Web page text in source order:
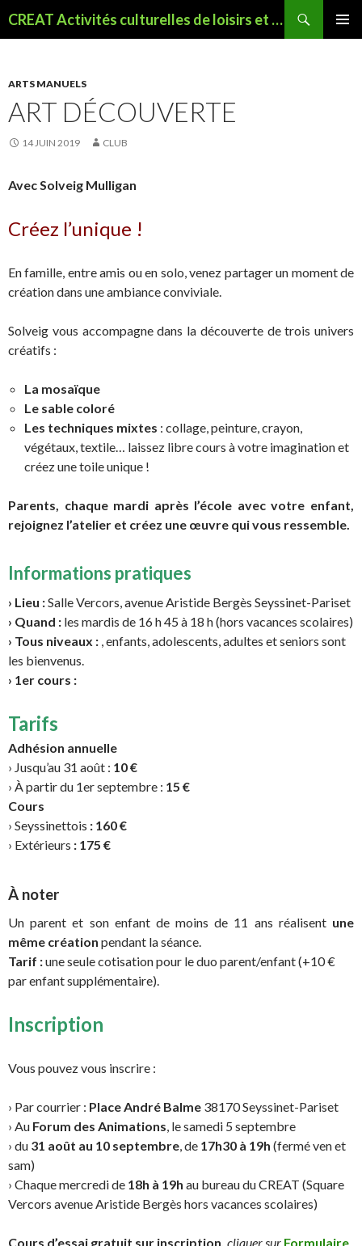
CREAT Activités culturelles de loisirs et sportives à Seyssinet
PRINCIPAL
ARTS MANUELS
ART DÉCOUVERTE
14 JUIN 2019 CLUB
Avec Solveig Mulligan
Créez l’unique !
En famille, entre amis ou en solo, venez partager un moment de
création dans une ambiance conviviale.
Solveig vous accompagne dans la découverte de trois univers
créatifs :
La mosaïque
Le sable coloré
Les techniques mixtes : collage, peinture, crayon,
végétaux, textile… laissez libre cours à votre imagination et
créez une toile unique !
Parents, chaque mardi après l’école avec votre enfant,
rejoignez l’atelier et créez une œuvre qui vous ressemble.
Informations pratiques
› Lieu :Salle Vercors, avenue Aristide Bergès Seyssinet-Pariset
› Quand : les mardis de 16 h 45 à 18 h (hors vacances scolaires)
› Tous niveaux : , enfants, adolescents, adultes et seniors sont
les bienvenus.
› 1er cours :
Tarifs
Adhésion annuelle
› Jusqu’au 31 août : 10 €
› À partir du 1er septembre : 15 €
Cours
› Seyssinettois : 160 €
› Extérieurs : 175 €
À noter
Un parent et son enfant de moins de 11 ans réalisent une
même création pendant la séance.
Tarif :une seule cotisation pour le duo parent/enfant (+10 €
par enfant supplémentaire).
Inscription
Vous pouvez vous inscrire :
› Par courrier : Place André Balme 38170 Seyssinet-Pariset
› Au Forum des Animations, le samedi 5 septembre
› du 31 août au 10 septembre, de 17h30 à 19h (fermé ven et
sam)
› Chaque mercredi de 18h à 19h au bureau du CREAT (Square
Vercors avenue Aristide Bergès hors vacances scolaires)
Cours d’essai gratuit sur inscription. cliquer sur Formulaire